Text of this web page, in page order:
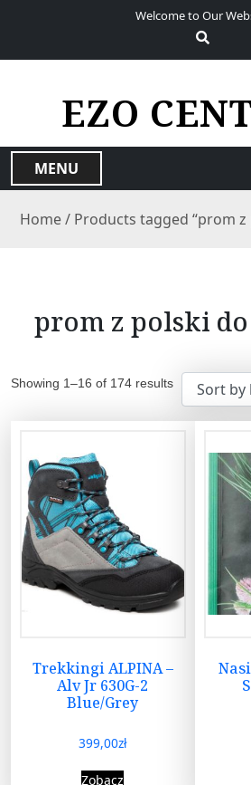
Welcome to Our
EZO
MENU
Home/ Products tagged “prom
prom z polski
Showing 1–16 of 174 results
Trekkingi ALPINA –
Alv Jr 630G-2
Blue/Grey
399,00zł
Zobacz